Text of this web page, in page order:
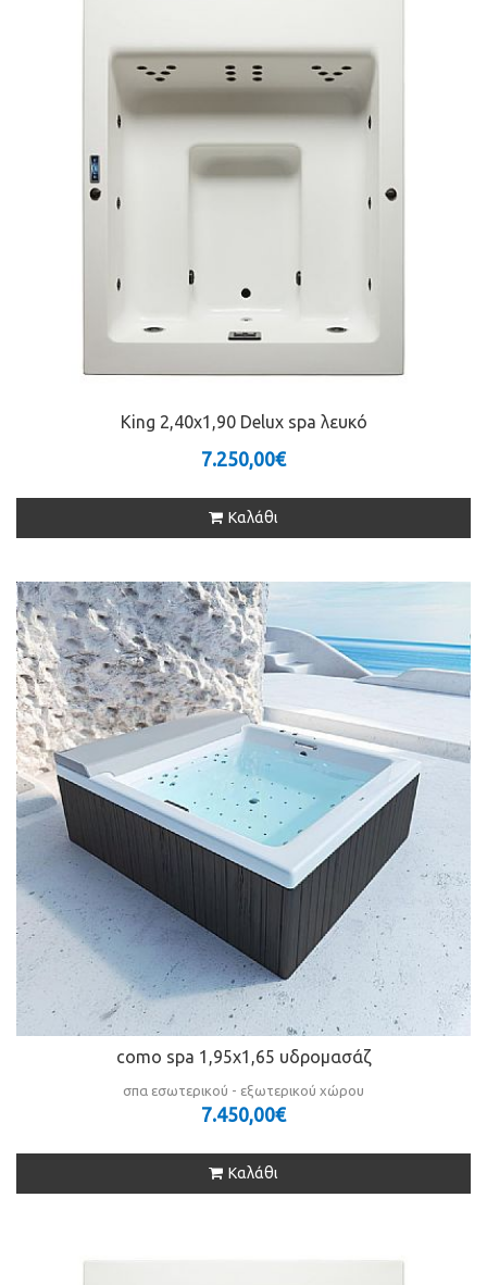
King 2,40x1,90 Delux spa λευκό
7.250,00€
Καλάθι
como spa 1,95x1,65 υδρομασάζ
σπα εσωτερικού - εξωτερικού χώρου
7.450,00€
Καλάθι